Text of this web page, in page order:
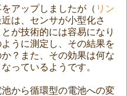
アップしましたが（ リン
は、センサが小型化さ
が技術的には容易になり
うに測定し、その結果を
？また、その効果は何な
っているようです。
から循環型の電池への変